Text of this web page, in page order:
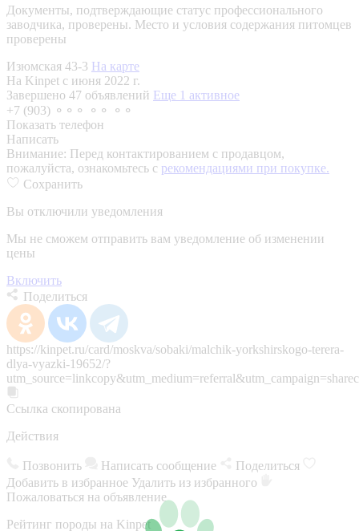
Документы, подтверждающие статус профессионального
заводчика, проверены. Место и условия содержания питомцев
проверены
Изюмская 43-3 На карте
На Kinpet c июня 2022 г.
Завершено 47 объявлений Еще 1 активное
+7 (903) ⚬⚬⚬ ⚬⚬ ⚬⚬
Показать телефон
Написать
Внимание: Перед контактированием с продавцом,
пожалуйста, ознакомьтесь с рекомендациями при покупке.
Сохранить
Вы отключили уведомления
Мы не сможем отправить вам уведомление об изменении
цены
Включить
Поделиться
https://kinpet.ru/card/moskva/sobaki/malchik-yorkshirskogo-terera-
dlya-vyazki-19652/?
Ссылка скопирована
Действия
Позвонить Написать сообщение
Поделиться
Добавить в избранное Удалить из избранного
Пожаловаться на объявление
Рейтинг породы на Kinpet